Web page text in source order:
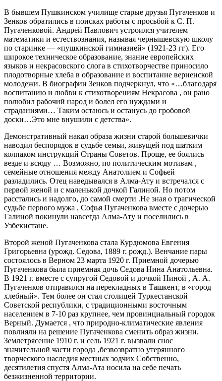
В бывшем Пушкинском училище старые друзья Пугаченков и
Зенков обратились в поисках работы с просьбой к С. П.
Пугаченковой. Андрей Павлович устроился учителем
математики и естествознания, называя чернышевскую школу
по старинке — «пушкинской гимназией» (1921-23 гг). Его
широкое техническое образование, знание европейских
языков и некрасовского слога в стихотворчестве приносило
плодотворные хлеба в образование и воспитание верненской
молодежи. В биографии Зенков подчеркнул, что «…благодаря
воспитанию и любви к стихотворениям Некрасова , он рано
полюбил рабочий народ и болел его нуждами и
страданиями… Таким остаюсь и останусь до гробовой
доски…Это мне внушили с детства».
Демонстративный накал образа жизни старой большевички
наводил беспорядок в судьбе семьи, живущей под шатким
колпаком инструкций Страны Советов. Проще, ее боялись
везде и всюду … Возможно, по политическим мотивам ,
семейные отношения между Анатолием и Софьей
разладились. Отец наведывался в Алма-Ату и встречался с
первой женой и с маленькой дочкой Галиной. Но потом
расстались и надолго, до самой смерти .Не зная о трагической
судьбе первого мужа , Софья Пугаченкова вместе с дочерью
Галиной покинули навсегда Алма-Ату и поселились в
Узбекистане.
Второй женой Пугаченкова стала Курдюмова Евгения
Григорьевна (урожд. Седова, 1889 г. рожд.). Венчание пары
состоялось в Верном 23 марта 1920 г. Приемной дочерью
Пугаченкова была приемная дочь Седова Нина Анатольевна.
В 1921 г. вместе с супругой Седовой и дочкой Ниной , А. А.
Пугаченков отправился на перекладных в Ташкент, в «город
хлебный». Тем более он стал столицей Туркестанской
Советской республики, с традиционными восточным
населением в 7-10 раз крупнее, чем провинциальный городок
Верный. Думается , что природно-климатические явления
повлияли на решение Пугаченкова сменить образ жизни.
Землетрясение 1910 г. и сель 1921 г. вызвали снос
значительной части города ,безвозвратно утерянного
творческого наследия местных зодчих Собственно,
десятилетия спустя Алма-Ата носила на себе печать
безжизненной территории.